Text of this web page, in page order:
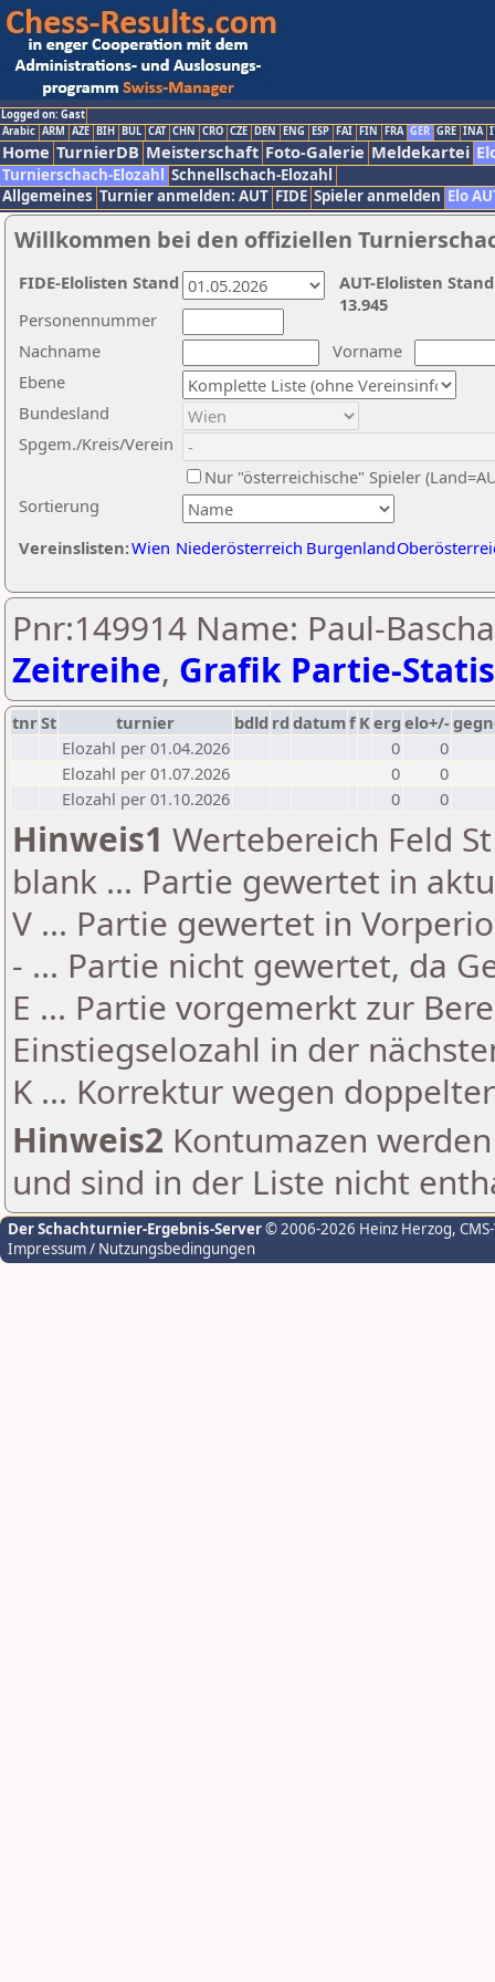
Logged on: Gast
Arabic ARM AZE BIH BUL CAT CHN CRO CZE DEN ENG ESP FAI FIN FRA GER GRE INA
Home TurnierDB Meisterschaft Foto-Galerie Meldekartei
Turnierschach-Elozahl Schnellschach-Elozahl
Allgemeines Turnier anmelden: AUT FIDE Spieler anmelden Elo
Willkommen bei den offiziellen
Nachname
Vorname
Ebene
Sortierung
Personennummer
Bundesland
Spgem./Kreis/Verein
Nur "österreichische" Spieler
Vereinslisten:Wien Niederösterreich Burgenland
AUT-Elolisten
13.945
FIDE-Elolisten Stand
Pnr:149914 Name: Paul-
Zeitreihe, Grafik Partie-
tnrSt turnier bdld rd datumf Kerg elo+/-
Elozahl per 01.04.2026
0
0
Elozahl per 01.07.2026
0
0
Elozahl per 01.10.2026
0 0
Hinweis1 Wertebereich Feld
blank ... Partie gewertet in
V ... Partie gewertet in
- ... Partie nicht gewertet, da
E ... Partie vorgemerkt zur
Einstiegselozahl in der
K ... Korrektur wegen
Hinweis2 Kontumazen
und sind in der Liste nicht
Der Schachturnier-Ergebnis-Server© 2006-2026 Heinz Herzog,
Impressum / Nutzungsbedingungen